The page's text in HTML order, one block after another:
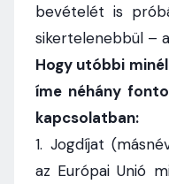
bevételét is
sikertelenebbül –
Hogy utóbbi
íme néhány
kapcsolatban:
1. Jogdíjat
az Európai Unió